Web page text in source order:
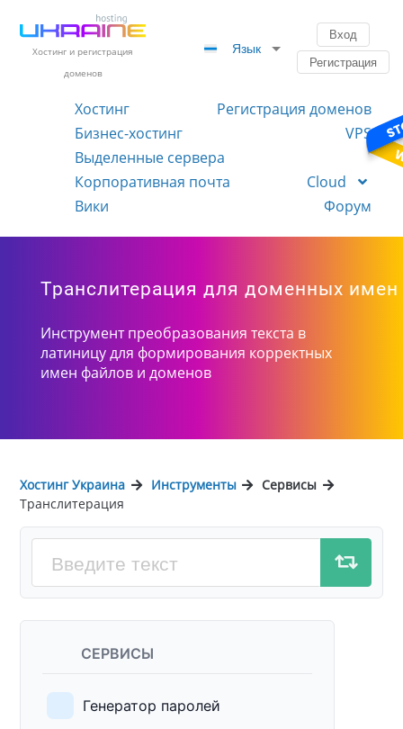
Хостинг и регистрация
доменов
Язык
Вход
Регистрация
Хостинг
Регистрация доменов
Бизнес-хостинг
VPS
Выделенные сервера
Корпоративная почта
Cloud
Вики
Форум
Транслитерация для доменных имен
Инструмент преобразования текста в
латиницу для формирования корректных
имен файлов и доменов
Хостинг Украина Инструменты
Сервисы
Транслитерация
СЕРВИСЫ
Генератор паролей